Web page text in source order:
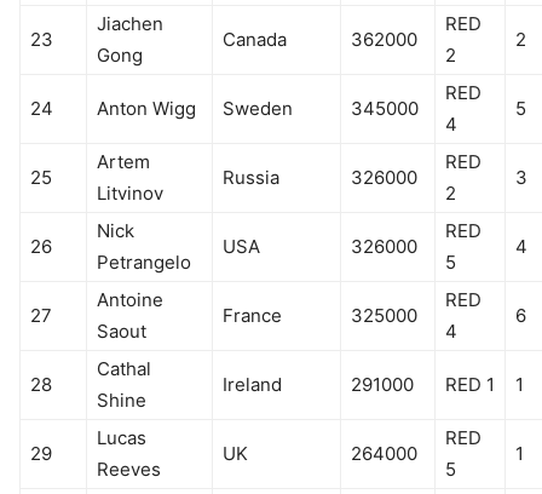
23
Jiachen
Gong
Canada 362000
RED
2
2
24 Anton Wigg Sweden 345000
RED
4
5
25
Artem
Litvinov
Russia 326000
RED
2
3
26
Nick
Petrangelo
USA 326000
RED
5
4
27
Antoine
Saout
France 325000
RED
4
6
28
Cathal
Shine
Ireland 291000 RED 1 1
29
Lucas
Reeves
UK 264000
RED
5
1